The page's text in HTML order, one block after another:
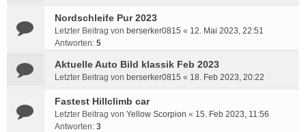
Nordschleife Pur 2023
Letzter Beitrag von berserker0815 « 12. Mai 2023, 22:51
Antworten: 5
Aktuelle Auto Bild klassik Feb 2023
Letzter Beitrag von berserker0815 « 18. Feb 2023, 20:22
Fastest Hillclimb car
Letzter Beitrag von Yellow Scorpion « 15. Feb 2023, 11:56
Antworten: 3